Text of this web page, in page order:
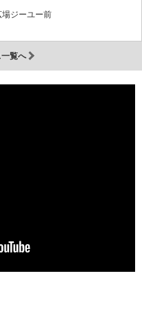
場ジーユー前
覧へ